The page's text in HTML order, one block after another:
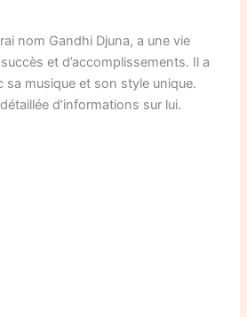
nom Gandhi Djuna, a une vie
et d’accomplissements. Il a
sa musique et son style unique.
d’informations sur lui.